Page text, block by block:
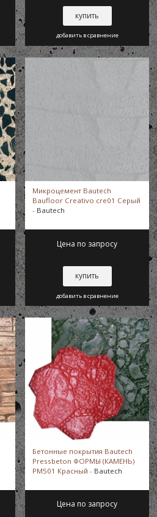
купить
добавить в сравнение
Микроцемент Bautech
Baufloor Creativo сre01 Серый
- Bautech
Цена по запросу
купить
добавить в сравнение
Бетонные покрытия Bautech
Pressbeton ФОРМЫ (КАМЕНЬ)
PM501 Красный - Bautech
Цена по запросу